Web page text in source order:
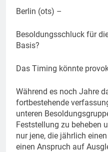
Berlin (ots) –
Besoldungsschluck für
Basis?
Das Timing könnte
Während es noch Jahre
fortbestehende
unteren
Feststellung zu beheben
nur jene, die jährlich
einen Anspruch auf